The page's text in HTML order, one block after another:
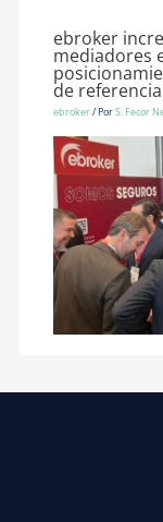
ebroker
mediadores
de referencia
ebroker/ PorS. Fecor